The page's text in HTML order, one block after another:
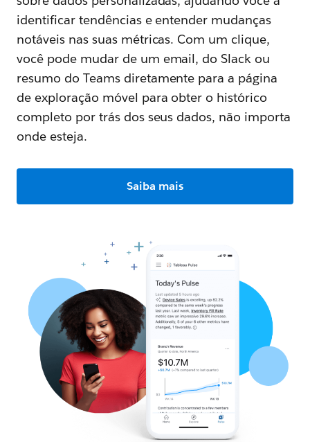
identificar tendências e entender mudanças
notáveis nas suas métricas. Com um clique,
você pode mudar de um email, do Slack ou
resumo do Teams diretamente para a página
de exploração móvel para obter o histórico
completo por trás dos seus dados, não importa
onde esteja.
Saiba mais